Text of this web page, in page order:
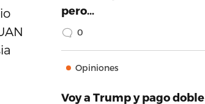
pero…
0
Opiniones
Voy a Trump y pago doble